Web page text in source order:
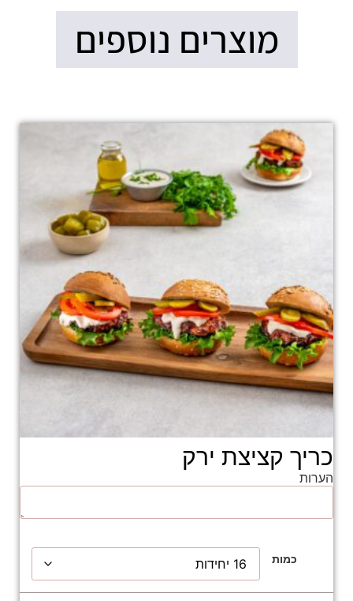
מוצרים נוספים
כריך קציצת ירק
הערות
כמות